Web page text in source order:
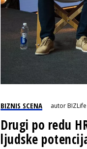
BIZNIS SCENA autorBIZLife
Drugi po redu
ljudske